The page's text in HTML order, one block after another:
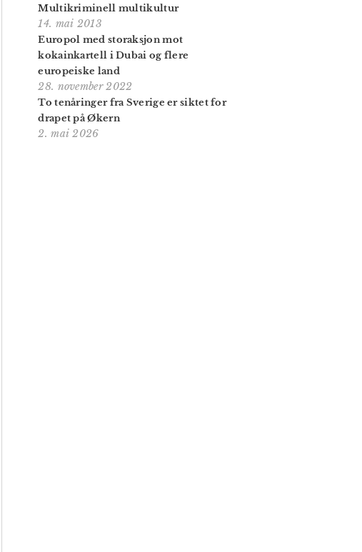
Multikriminell multikultur
14. mai 2013
Europol med storaksjon mot
kokainkartell i Dubai og flere
europeiske land
28. november 2022
To tenåringer fra Sverige er siktet for
drapet på Økern
2. mai 2026